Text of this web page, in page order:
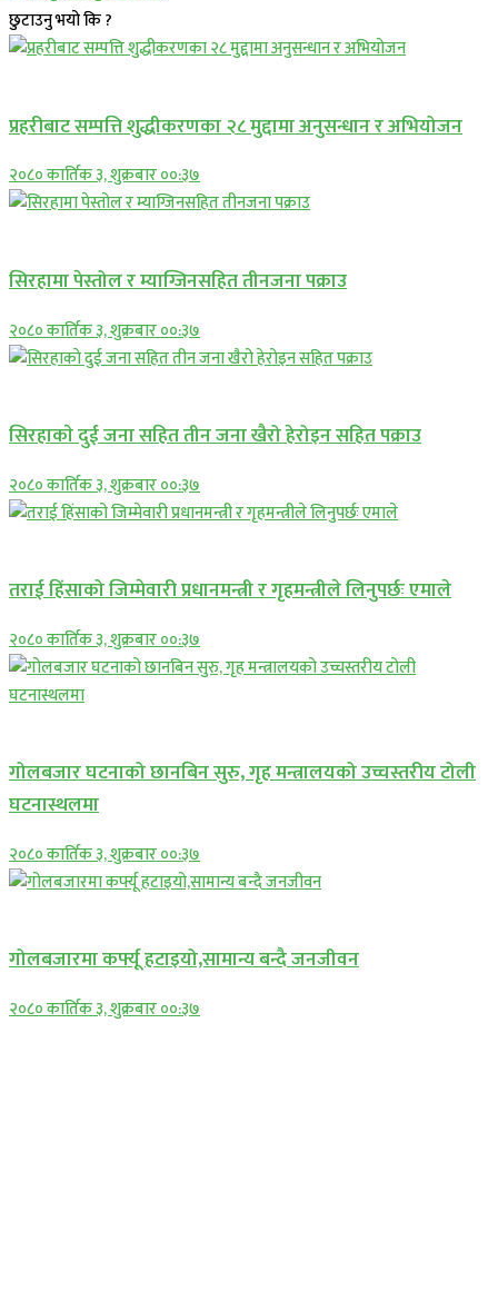
छुटाउनु भयो कि ?
प्रहरीबाट सम्पत्ति शुद्धीकरणका २८ मुद्दामा अनुसन्धान र अभियोजन
२०८० कार्तिक ३, शुक्रबार ००:३७
सिरहामा पेस्तोल र म्याग्जिनसहित तीनजना पक्राउ
२०८० कार्तिक ३, शुक्रबार ००:३७
सिरहाकाे दुई जना सहित तीन जना खैरो हेरोइन सहित पक्राउ
२०८० कार्तिक ३, शुक्रबार ००:३७
तराई हिंसाको जिम्मेवारी प्रधानमन्त्री र गृहमन्त्रीले लिनुपर्छः एमाले
२०८० कार्तिक ३, शुक्रबार ००:३७
गोलबजार घटनाको छानबिन सुरु, गृह मन्त्रालयको उच्चस्तरीय टोली
घटनास्थलमा
२०८० कार्तिक ३, शुक्रबार ००:३७
गोलबजारमा कर्फ्यू हटाइयो,सामान्य बन्दै जनजीवन
२०८० कार्तिक ३, शुक्रबार ००:३७